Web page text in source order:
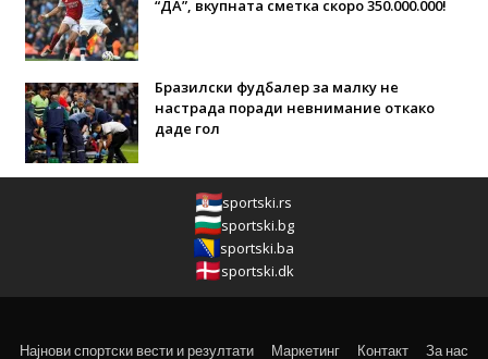
“ДА”, вкупната сметка скоро 350.000.000!
Бразилски фудбалер за малку не
настрада поради невнимание откако
даде гол
sportski.rs
sportski.bg
sportski.ba
sportski.dk
Најнови спортски вести и резултати Маркетинг Контакт За нас